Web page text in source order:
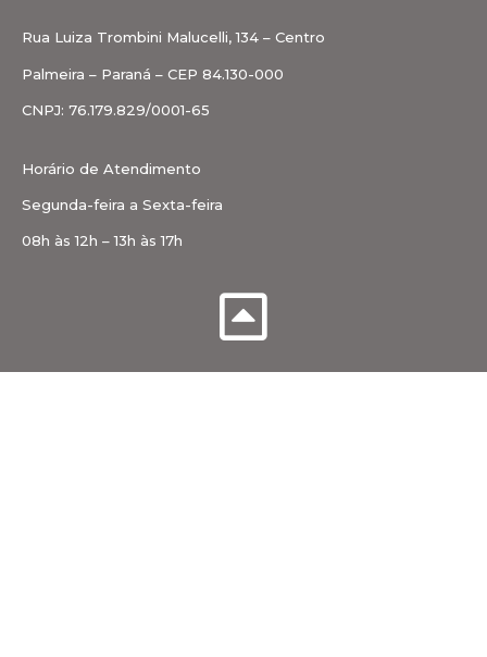
Rua Luiza Trombini Malucelli, 134 – Centro
Palmeira – Paraná – CEP 84.130-000
CNPJ: 76.179.829/0001-65
Horário de Atendimento
Segunda-feira a Sexta-feira
08h às 12h – 13h às 17h